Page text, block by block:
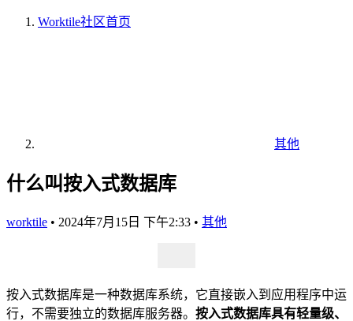
Worktile社区首页
其他
什么叫按入式数据库
worktile • 2024年7月15日 下午2:33 • 其他
按入式数据库是一种数据库系统，它直接嵌入到应用程序中运
行，不需要独立的数据库服务器。 按入式数据库具有轻量级、